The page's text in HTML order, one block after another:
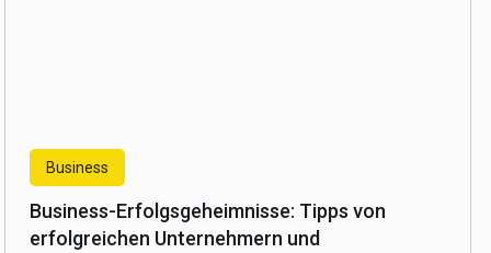
Business
Business-Erfolgsgeheimnisse: Tipps von
erfolgreichen Unternehmern und